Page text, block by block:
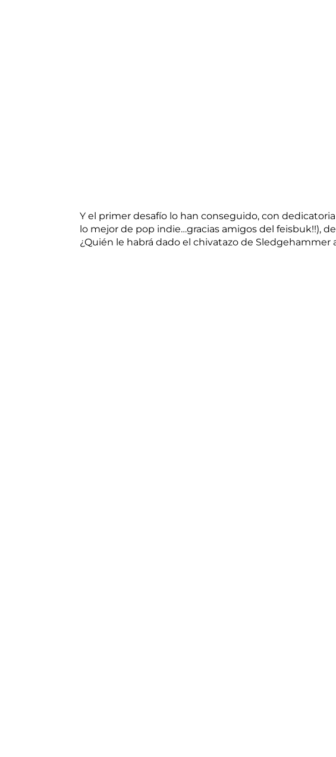
Y el primer desafío lo han conseguido, con
lo mejor de pop indie…gracias amigos del feisbuk!!),
¿Quién le habrá dado el chivatazo de Sledgehammer